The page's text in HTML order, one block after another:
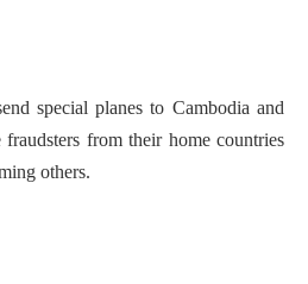
special planes to Cambodia and
from their home countries
others.